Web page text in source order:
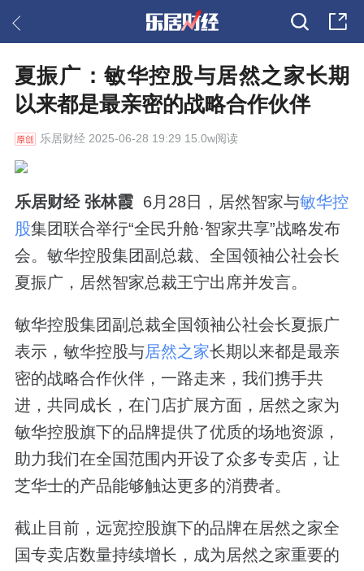
夏振广：敏华控股与居然之家长期
以来都是最亲密的战略合作伙伴
乐居财经2025-06-28 19:29 15.0w阅读
乐居财经 张林霞6月28日，居然智家与敏华控
股集团联合举行“全民升舱·智家共享”战略发布
会。敏华控股集团副总裁、全国领袖公社会长
夏振广，居然智家总裁王宁出席并发言。
敏华控股集团副总裁全国领袖公社会长夏振广
表示，敏华控股与居然之家长期以来都是最亲
密的战略合作伙伴，一路走来，我们携手共
进，共同成长，在门店扩展方面，居然之家为
敏华控股旗下的品牌提供了优质的场地资源，
助力我们在全国范围内开设了众多专卖店，让
芝华士的产品能够触达更多的消费者。
截止目前，远宽控股旗下的品牌在居然之家全
国专卖店数量持续增长，成为居然之家重要的